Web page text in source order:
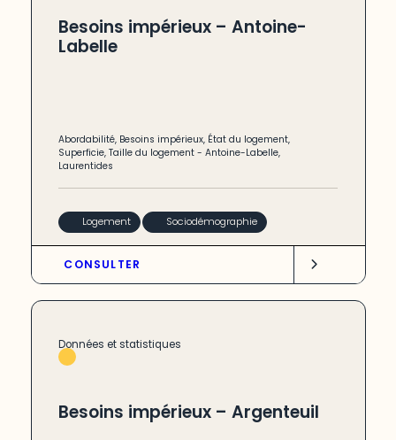
Besoins impérieux – Antoine-
Labelle
Abordabilité, Besoins impérieux, État du logement,
Superficie,Taille du logement -Antoine-Labelle,
Laurentides
Logement Sociodémographie
CONSULTER
Données et statistiques
Besoins impérieux – Argenteuil